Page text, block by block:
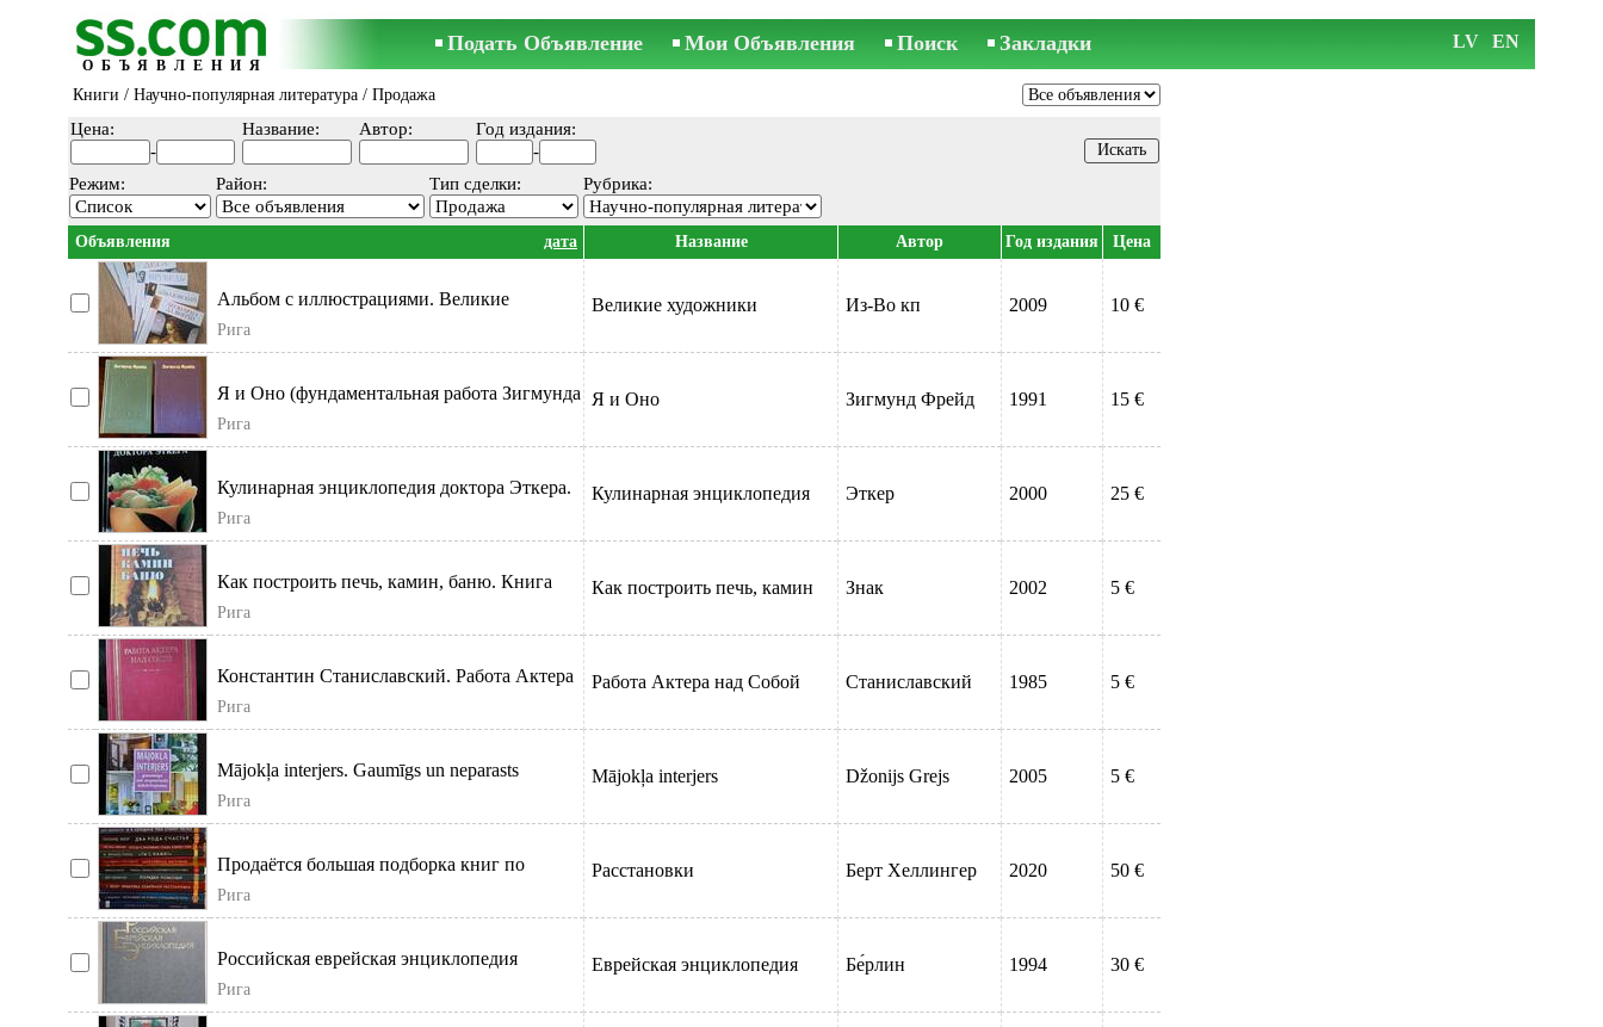
ОБЪЯВЛЕНИЯ
Подать Объявление Мои Объявления Поиск Закладки LV EN
Книги / Научно-популярная литература / Продажа
Цена:
-
Название: Автор:
Год издания:
-
Режим:
Район: Тип сделки: Рубрика:
Объявления дата Название Автор Год издания Цена
Альбом с иллюстрациями. Великие
художники. Отличного качестве, В
отличном состоянии,
Рига
Великие художники Из-Во кп 2009 10 €
Я и Оно (фундаментальная работа Зигмунда
Фрейда, опубликованная в 1923 году. В ней
ф
Рига
Я и Оно Зигмунд Фрейд 1991 15 €
Кулинарная энциклопедия доктора Эткера.
Большая энциклопедия кулинарного
искусства
Рига
Кулинарная энциклопедия Эткер 2000 25 €
Как построить печь, камин, баню. Книга
рассчитана на широкий круг читателей.
Наибо
Рига
Как построить печь, камин Знак 2002 5 €
Константин Станиславский. Работа Актера
над Собой. Книга "Работа актера над собой"
Рига
Работа Актера над Собой Станиславский 1985 5 €
Mājokļa interjers. Gaumīgs un neparasts
iekārtojums.
Рига
Mājokļa interjers Džonijs Grejs 2005 5 €
Продаётся большая подборка книг по
семейным расстановкам, психологии
отношений, сист
Рига
Расстановки Берт Хеллингер 2020 50 €
Российская еврейская энциклопедия
созданное в Москве в 1994 году
энциклопедическое и
Рига
Еврейская энциклопедия Бе́рлин 1994 30 €